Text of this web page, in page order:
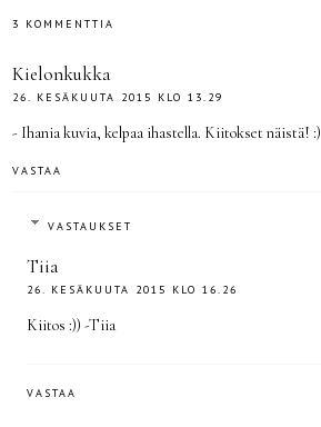
3 KOMMENTTIA
Kielonkukka
26. KESÄKUUTA 2015 KLO 13.29
- Ihania kuvia, kelpaa ihastella. Kiitokset näistä! :)
VASTAA
VASTAUKSET
Tiia
26. KESÄKUUTA 2015 KLO 16.26
Kiitos :)) -Tiia
VASTAA